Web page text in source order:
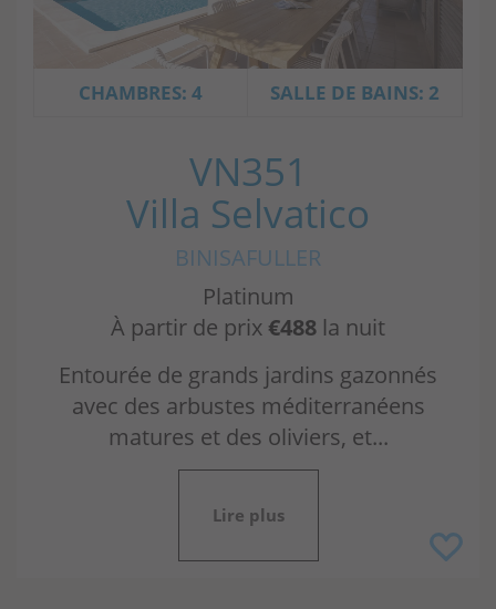
CHAMBRES: 4 SALLE DE BAINS: 2
VN351
Villa Selvatico
BINISAFULLER
Platinum
À partir de prix €488 la nuit
Entourée de grands jardins gazonnés
avec des arbustes méditerranéens
matures et des oliviers, et...
Lire plus